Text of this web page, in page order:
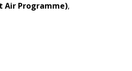
Air Programme),